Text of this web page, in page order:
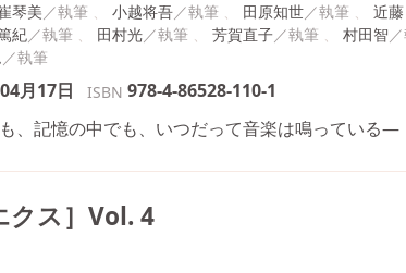
琴美 小越将吾 田原知世
近
紀 田村光 芳賀直子
村田智
月17日 ISBN 978-4-86528-110-1
、記憶の中でも、いつだって音楽は鳴っている―
クス］Vol. 4